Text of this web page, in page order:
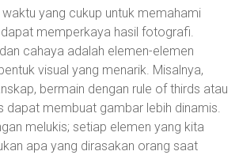
yang cukup untuk memahami
dapat memperkaya hasil fotografi.
cahaya adalah elemen-elemen
visual yang menarik. Misalnya,
bermain dengan rule of thirds atau
dapat membuat gambar lebih dinamis.
melukis; setiap elemen yang kita
apa yang dirasakan orang saat